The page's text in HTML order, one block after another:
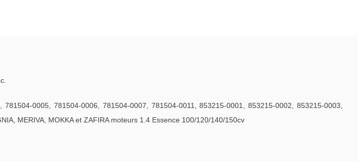
0005, 781504-0006, 781504-0007, 781504-0011, 853215-0001, 853215-0002, 853215-0003,
MERIVA, MOKKA et ZAFIRA moteurs 1.4 Essence 100/120/140/150cv